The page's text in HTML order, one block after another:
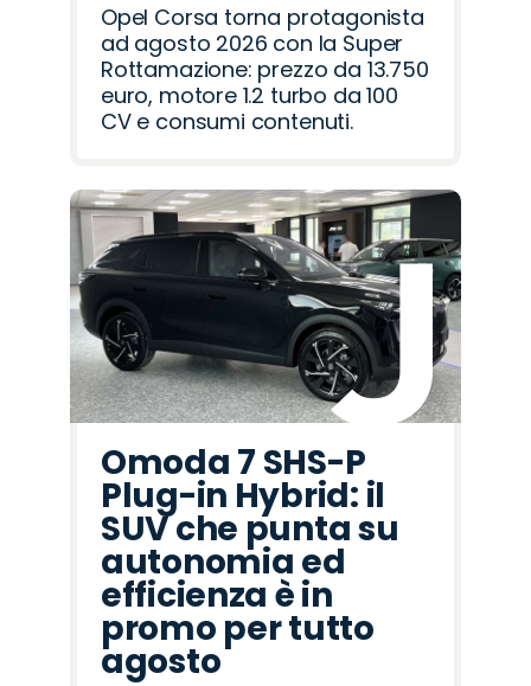
Opel Corsa torna protagonista
ad agosto 2026 con la Super
Rottamazione: prezzo da 13.750
euro, motore 1.2 turbo da 100
CV e consumi contenuti.
Omoda 7 SHS-P
Plug-in Hybrid: il
SUV che punta su
autonomia ed
efficienza è in
promo per tutto
agosto